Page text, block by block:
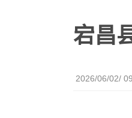
宕昌
2026/06/02/